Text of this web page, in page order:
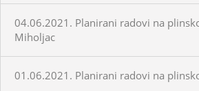
04.06.2021. Planirani radovi na
Miholjac
01.06.2021. Planirani radovi na